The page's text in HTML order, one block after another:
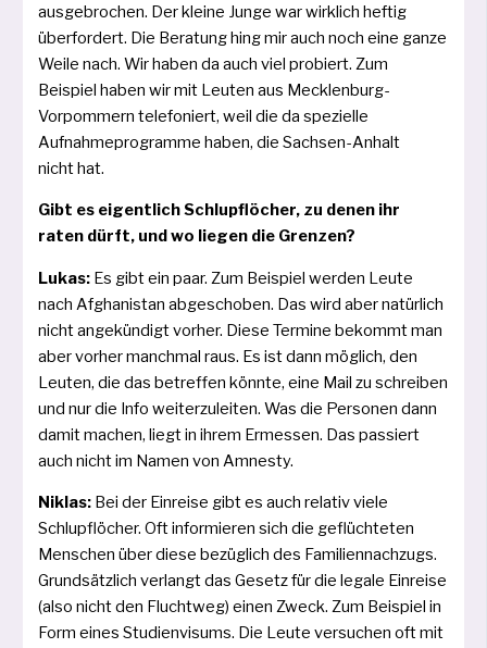
aus­ge­bro­chen. Der klei­ne Junge war wirk­lich hef­tig
über­for­dert. Die Beratung hing mir auch noch eine gan­ze
Weile nach. Wir haben da auch viel pro­biert. Zum
Beispiel haben wir mit Leuten aus Mecklenburg-
Vorpommern tele­fo­niert, weil die da spe­zi­el­le
Aufnahmeprogramme haben, die Sachsen-Anhalt
nicht hat.
Gibt es eigent­lich Schlupflöcher, zu denen ihr
raten dürft, und wo lie­gen die Grenzen?
Lukas: Es gibt ein paar. Zum Beispiel wer­den Leute
nach Afghanistan abge­scho­ben. Das wird aber natür­lich
nicht ange­kün­digt vor­her. Diese Termine bekommt man
aber vor­her manch­mal raus. Es ist dann mög­lich, den
Leuten, die das betref­fen könn­te, eine Mail zu schrei­ben
und nur die Info wei­ter­zu­lei­ten. Was die Personen dann
damit machen, liegt in ihrem Ermessen. Das pas­siert
auch nicht im Namen von Amnesty.
Niklas: Bei der Einreise gibt es auch rela­tiv vie­le
Schlupflöcher. Oft infor­mie­ren sich die geflüch­te­ten
Menschen über die­se bezüg­lich des Familiennachzugs.
Grundsätzlich ver­langt das Gesetz für die lega­le Einreise
(also nicht den Fluchtweg) einen Zweck. Zum Beispiel in
Form eines Studienvisums. Die Leute ver­su­chen oft mit